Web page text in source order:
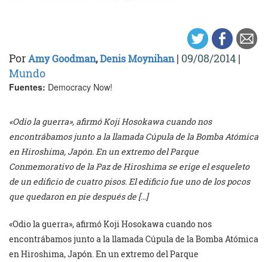
PorAmy Goodman,Denis Moynihan| 09/08/2014 |
Mundo
Fuentes: Democracy Now!
«Odio la guerra», afirmó Koji Hosokawa cuando nos
encontrábamos junto a la llamada Cúpula de la Bomba Atómica
en Hiroshima, Japón. En un extremo del Parque
Conmemorativo de la Paz de Hiroshima se erige el esqueleto
de un edificio de cuatro pisos. El edificio fue uno de los pocos
que quedaron en pie después de […]
«Odio la guerra», afirmó Koji Hosokawa cuando nos
encontrábamos junto a la llamada Cúpula de la Bomba Atómica
en Hiroshima, Japón. En un extremo del Parque